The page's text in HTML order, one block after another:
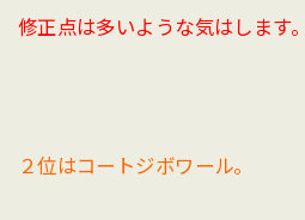
修正点は多いような気はします。
２位はコートジボワール。